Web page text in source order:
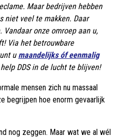
Maar bedrijven hebben
niet veel te makken. Daar
onze omroep aan u,
Via het betrouwbare
u maandelijks óf eenmalig
DDS in de lucht te blijven!
mensen zich nu massaal
begrijpen hoe enorm gevaarlijk
nog zeggen. Maar wat we al wél